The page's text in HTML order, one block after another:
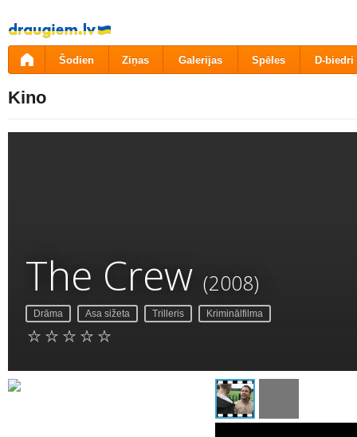
Pāriet
uz
saturu
Šodien Ziņas Galerijas Spēles D-biedri
Kino
The Crew (2008)
Drāma Asa sižeta Trilleris Kriminālfilma